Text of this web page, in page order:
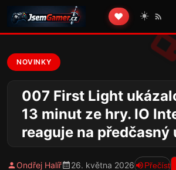
❤️ ☀️
NOVINKY
007 First Light
13 minut ze hry. IO
reaguje na předčasný
Ondřej Halíř 26. května 2026 Přečíst